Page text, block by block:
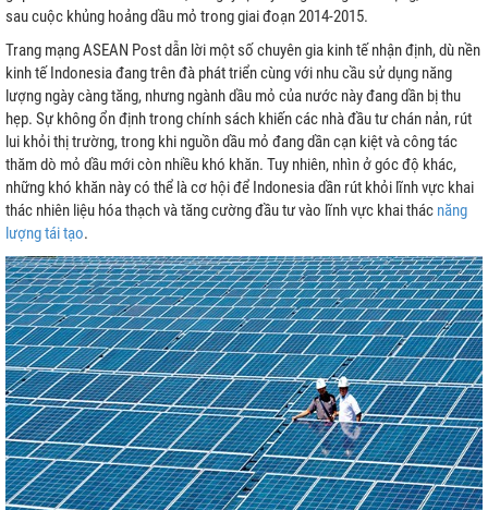
Lưới
sau cuộc khủng hoảng dầu mỏ trong giai đoạn 2014-2015.
Trang mạng ASEAN Post dẫn lời một số chuyên gia kinh tế nhận định, dù nền
kinh tế Indonesia đang trên đà phát triển cùng với nhu cầu sử dụng năng
lượng ngày càng tăng, nhưng ngành dầu mỏ của nước này đang dần bị thu
hẹp. Sự không ổn định trong chính sách khiến các nhà đầu tư chán nản, rút
lui khỏi thị trường, trong khi nguồn dầu mỏ đang dần cạn kiệt và công tác
thăm dò mỏ dầu mới còn nhiều khó khăn. Tuy nhiên, nhìn ở góc độ khác,
những khó khăn này có thể là cơ hội để Indonesia dần rút khỏi lĩnh vực khai
thác nhiên liệu hóa thạch và tăng cường đầu tư vào lĩnh vực khai thác năng
lượng tái tạo.